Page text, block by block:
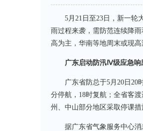
5月21日至23日，新一轮
雨过程来袭，需防范连续降
高为主，华南等地周末或现高
广东启动防汛Ⅳ级应急响
广东省防总于5月20日20
分停航，18时复航；全省客
州、中山部分地区采取停课措
据广东省气象服务中心